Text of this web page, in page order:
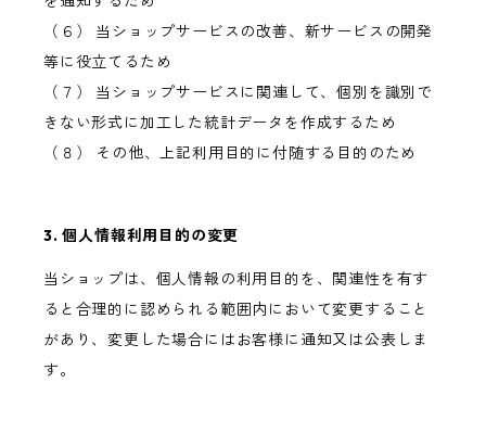
（６） 当ショップサービスの改善、新サービスの開発
等に役立てるため
（７） 当ショップサービスに関連して、個別を識別で
きない形式に加工した統計データを作成するため
（８） その他、上記利用目的に付随する目的のため
3. 個人情報利用目的の変更
当ショップは、個人情報の利用目的を、関連性を有す
ると合理的に認められる範囲内において変更すること
があり、変更した場合にはお客様に通知又は公表しま
す。